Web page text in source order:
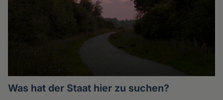
Was hat der Staat hier zu suchen?